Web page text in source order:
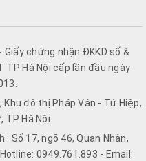
chứng nhận ĐKKD số &
TP Hà Nội cấp lần đầu ngày
đô thị Pháp Vân - Tứ Hiệp,
TP Hà Nội.
Số 17, ngõ 46, Quan Nhân,
0949.761.893 - Email: